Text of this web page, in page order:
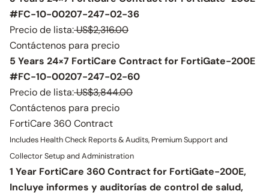
#FC-10-00207-247-02-36
Precio de lista:US$2,316.00
Contáctenos para precio
5 Years 24×7 FortiCare Contract for FortiGate-200E
#FC-10-00207-247-02-60
Precio de lista:US$3,844.00
Contáctenos para precio
FortiCare 360 Contract
Includes Health Check Reports & Audits, Premium Support and
Collector Setup and Administration
1 Year FortiCare 360 Contract for FortiGate-200E,
Incluye informes y auditorías de control de salud,